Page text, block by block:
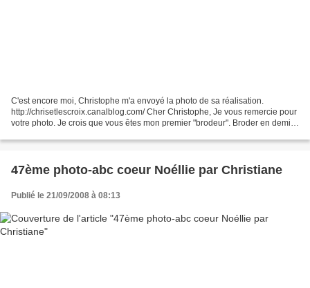
C'est encore moi, Christophe m'a envoyé la photo de sa réalisation.
http://chrisetlescroix.canalblog.com/ Cher Christophe, Je vous remercie pour
votre photo. Je crois que vous êtes mon premier "brodeur". Broder en demi
47ème photo-abc coeur Noéllie par Christiane
Publié le 21/09/2008 à 08:13